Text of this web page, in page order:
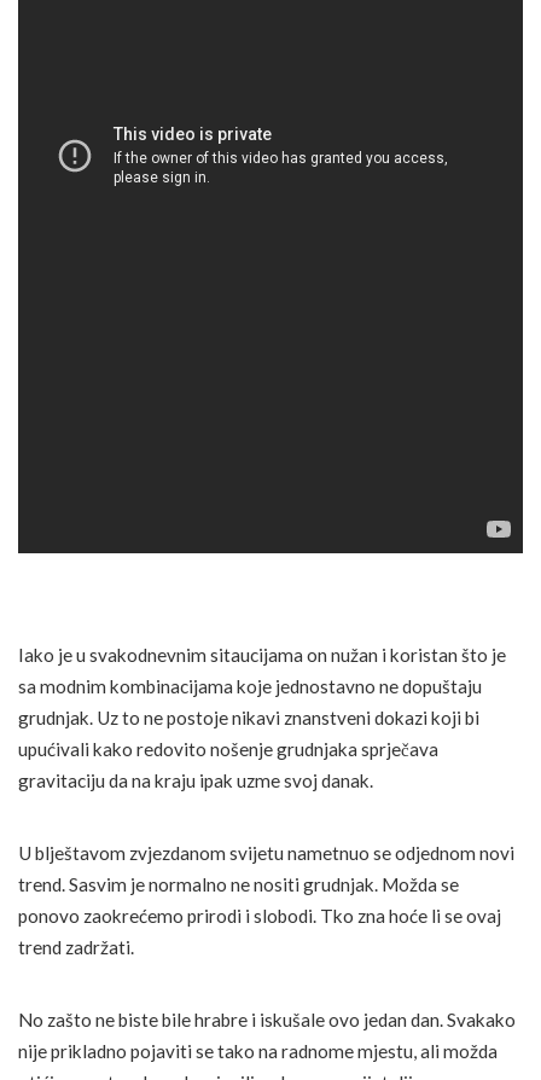
Iako je u svakodnevnim sitaucijama on nužan i koristan što je
sa modnim kombinacijama koje jednostavno ne dopuštaju
grudnjak. Uz to ne postoje nikavi znanstveni dokazi koji bi
upućivali kako redovito nošenje grudnjaka sprječava
gravitaciju da na kraju ipak uzme svoj danak.
U blještavom zvjezdanom svijetu nametnuo se odjednom novi
trend. Sasvim je normalno ne nositi grudnjak. Možda se
ponovo zaokrećemo prirodi i slobodi. Tko zna hoće li se ovaj
trend zadržati.
No zašto ne biste bile hrabre i iskušale ovo jedan dan. Svakako
nije prikladno pojaviti se tako na radnome mjestu, ali možda